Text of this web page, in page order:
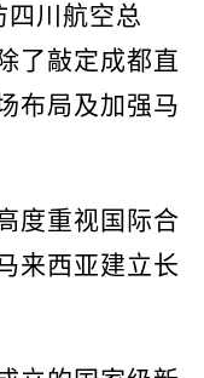
川航空总
了敲定成都直
布局及加强马
度重视国际合
来西亚建立长